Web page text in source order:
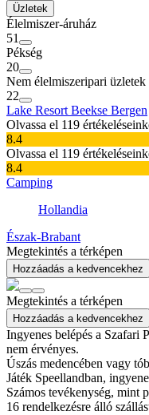
Üzletek
Élelmiszer-áruház
51
Pékség
20
Nem élelmiszeripari üzletek
22
Lake Resort Beekse Bergen
Olvassa el 119
8.4
Olvassa el 119
8.4
Camping
Hollandia
Észak-Brabant
Megtekintés a térképen
Hozzáadás a kedvencekhez
Megtekintés a térképen
Hozzáadás a kedvencekhez
Ingyenes belépés a Szafari
nem érvényes.
Úszás medencében vagy
Játék Speellandban,
Számos tevékenység, mint
16 rendelkezésre álló